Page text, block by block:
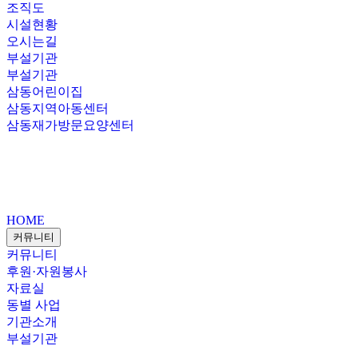
조직도
시설현황
오시는길
부설기관
부설기관
삼동어린이집
삼동지역아동센터
삼동재가방문요양센터
HOME
커뮤니티
커뮤니티
후원·자원봉사
자료실
동별 사업
기관소개
부설기관